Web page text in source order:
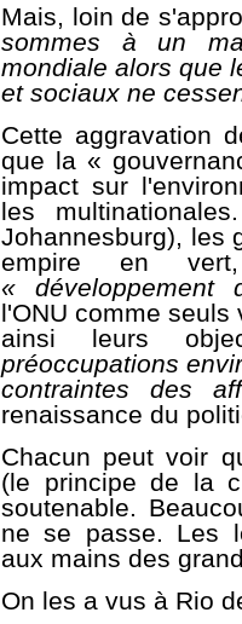
Mais, loin de
sommes à un
mondiale alors que
et sociaux ne
Cette aggravation
que la «
impact sur
les
Johannesburg), les
empire en
« développement
l'ONU comme seuls
ainsi leurs
préoccupations
contraintes des
renaissance du
Chacun peut voir
(le principe de la
soutenable.
ne se passe. Les
aux mains des
On les a vus à Rio